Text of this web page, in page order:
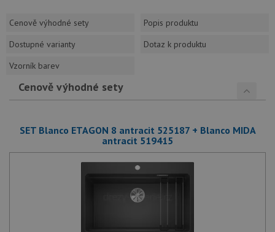
Cenově výhodné sety
Popis produktu
Dostupné varianty
Dotaz k produktu
Vzorník barev
Cenově výhodné sety
SET Blanco ETAGON 8 antracit 525187 + Blanco MIDA
antracit 519415